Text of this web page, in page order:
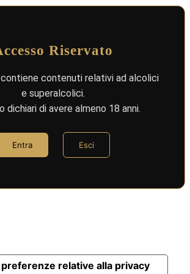
Riservato
contenuti relativi ad alcolici
e superalcolici.
dichiari di avere almeno 18 anni.
Entra Esci
relative alla privacy